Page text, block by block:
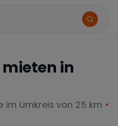
in
im Umkreis von 25 km •